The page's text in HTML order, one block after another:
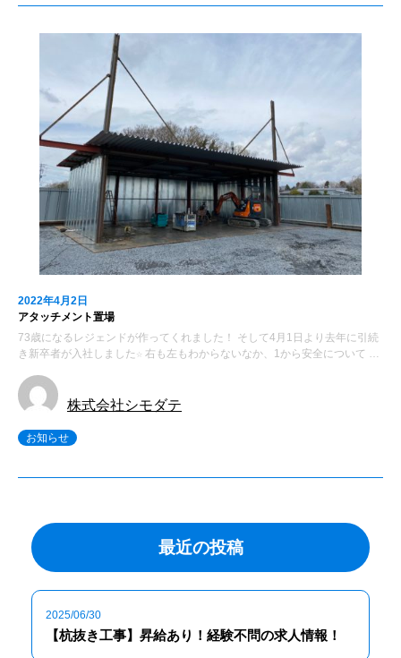
2022年4月2日
アタッチメント置場
73歳になるレジェンドが作ってくれました！ そして4月1日より去年に引続
き新卒者が入社しました☆ 右も左もわからないなか、1から安全について …
株式会社シモダテ
お知らせ
最近の投稿
2025/06/30
【杭抜き工事】昇給あり！経験不問の求人情報！